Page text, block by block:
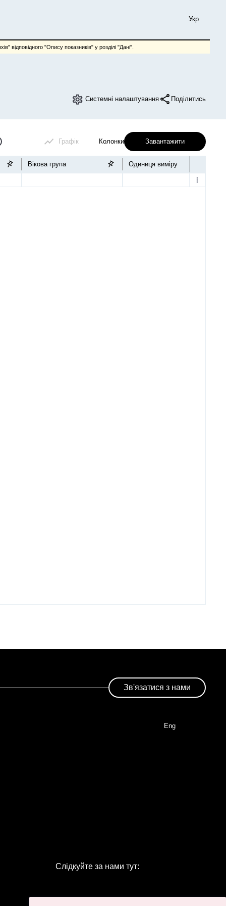
Укр
відповідного "Опису показників" у розділі "Дані".
Системні налаштування Поділитись
Графік Колонки Завантажити
Вікова група Одиниця виміру
Зв'язатися з нами
Eng
Слідкуйте за нами тут: